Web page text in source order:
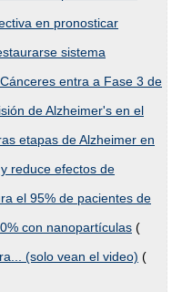
en pronosticar
sistema
entra a Fase 3 de
de Alzheimer's en el
etapas de Alzheimer en
reduce efectos de
el 95% de pacientes de
con nanopartículas (
(solo vean el video) (